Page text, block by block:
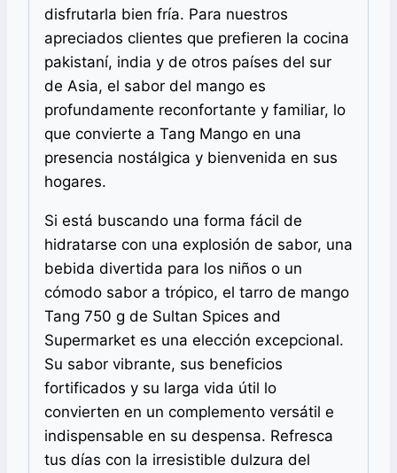
disfrutarla bien fría. Para nuestros
apreciados clientes que prefieren la cocina
pakistaní, india y de otros países del sur
de Asia, el sabor del mango es
profundamente reconfortante y familiar, lo
que convierte a Tang Mango en una
presencia nostálgica y bienvenida en sus
hogares.
Si está buscando una forma fácil de
hidratarse con una explosión de sabor, una
bebida divertida para los niños o un
cómodo sabor a trópico, el tarro de mango
Tang 750 g de Sultan Spices and
Supermarket es una elección excepcional.
Su sabor vibrante, sus beneficios
fortificados y su larga vida útil lo
convierten en un complemento versátil e
indispensable en su despensa. Refresca
tus días con la irresistible dulzura del